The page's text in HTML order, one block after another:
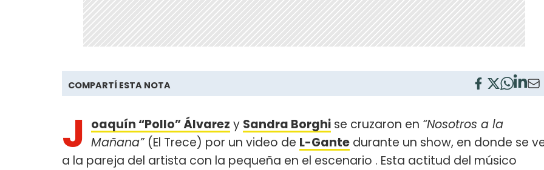
COMPARTÍ ESTA NOTA
J oaquín “Pollo” Álvarez y Sandra Borghi se cruzaron en “Nosotros a la
Mañana” (El Trece) por un video de L-Gante durante un show, en donde se
a la pareja del artista con la pequeña en el escenario . Esta actitud del músico